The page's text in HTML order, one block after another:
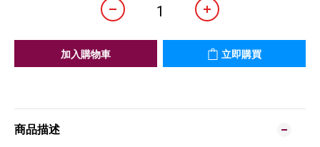
加入購物車 立即購買
商品描述